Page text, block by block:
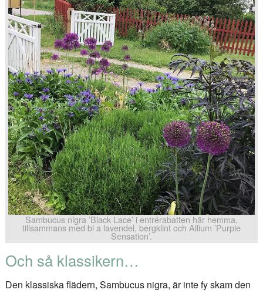
Sambucus nigra ’Black Lace’ i entrérabatten här hemma,
tillsammans med bl a lavendel, bergklint och Allium ’Purple
Sensation’.
Och så klassikern…
Den klassiska flädern, Sambucus nigra, är inte fy skam den